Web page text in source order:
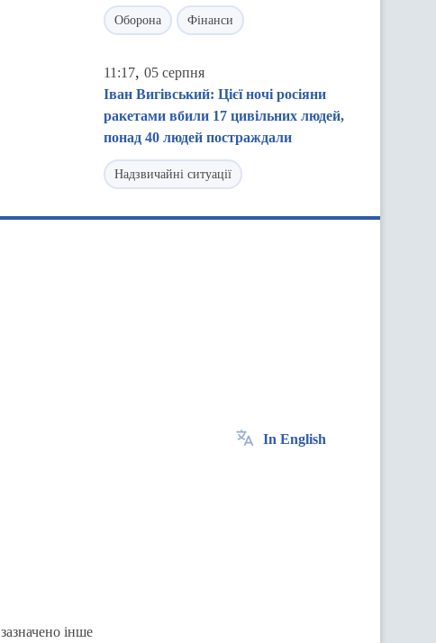
Оборона Фінанси
11:17, 05 серпня
Іван Вигівський: Цієї ночі росіяни
ракетами вбили 17 цивільних людей,
понад 40 людей постраждали
Надзвичайні ситуації
In English
інше